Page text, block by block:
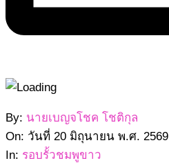
2569-
06-
20
By: นายเบญจโชค โชติกุล
On: วันที่ 20 มิถุนายน พ.ศ. 2569
In: รอบรั้วชมพูขาว